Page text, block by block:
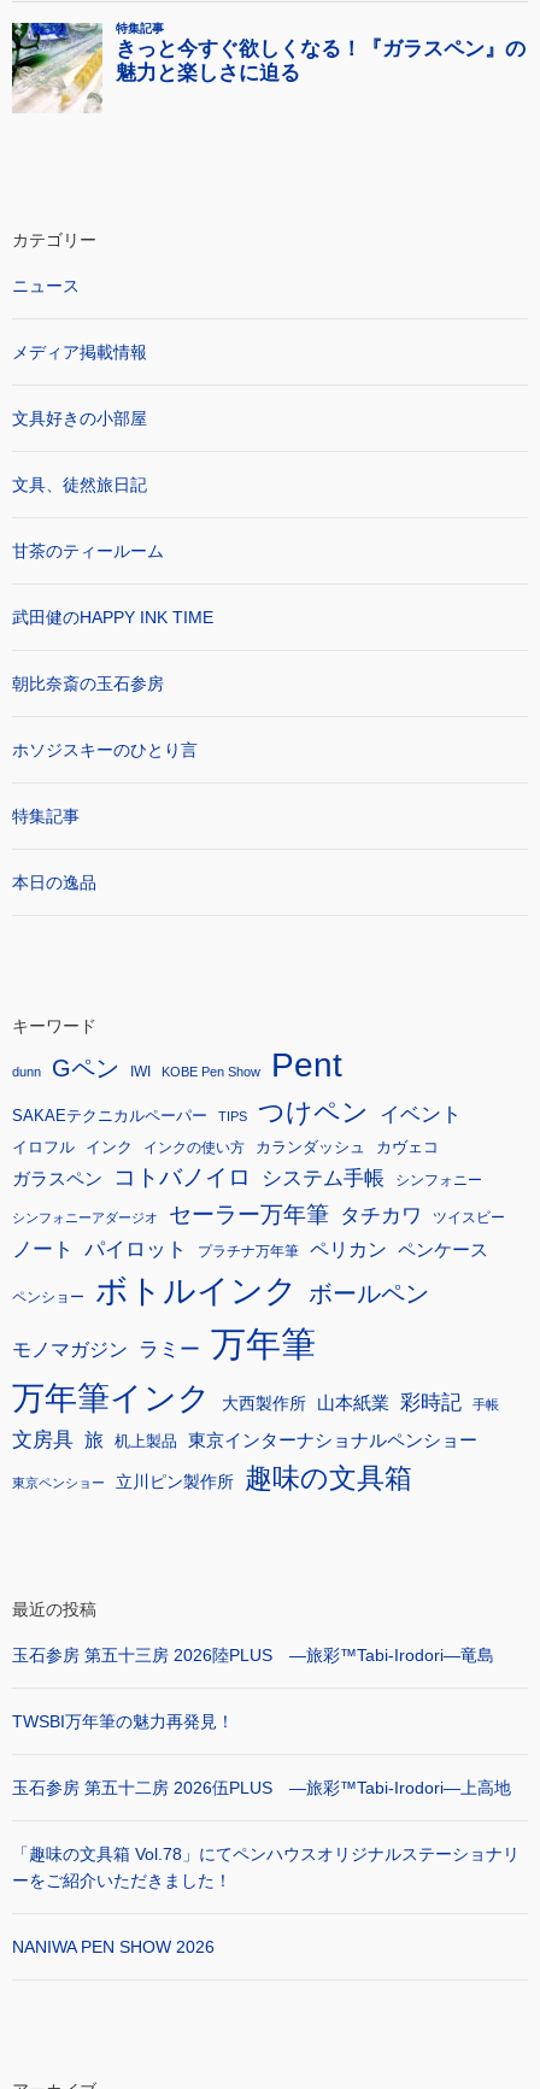
カテゴリー
ニュース
メディア掲載情報
文具好きの小部屋
文具、徒然旅日記
甘茶のティールーム
武田健のHAPPY INK TIME
朝比奈斎の玉石参房
ホソジスキーのひとり言
特集記事
本日の逸品
キーワード
dunn Gペン IWI KOBE Pen Show Pent
SAKAEテクニカルペーパー TIPS つけペン イベント
イロフル インク インクの使い方 カランダッシュ カヴェコ
ガラスペン コトバノイロ システム手帳 シンフォニー
シンフォニーアダージオ セーラー万年筆 タチカワ ツイスビー
ノート パイロット プラチナ万年筆 ペリカン ペンケース
ペンショー ボトルインク ボールペン
モノマガジン ラミー 万年筆
万年筆インク 大西製作所 山本紙業 彩時記 手帳
文房具 旅 机上製品 東京インターナショナルペンショー
東京ペンショー 立川ピン製作所 趣味の文具箱
最近の投稿
玉石参房 第五十三房 2026陸PLUS ―旅彩™Tabi-Irodori―竜島
TWSBI万年筆の魅力再発見！
玉石参房 第五十二房 2026伍PLUS ―旅彩™Tabi-Irodori―上高地
「趣味の文具箱 Vol.78」にてペンハウスオリジナルステーショナリ
ーをご紹介いただきました！
NANIWA PEN SHOW 2026